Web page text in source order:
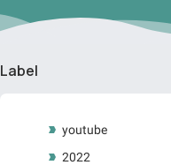
Label
youtube
2022